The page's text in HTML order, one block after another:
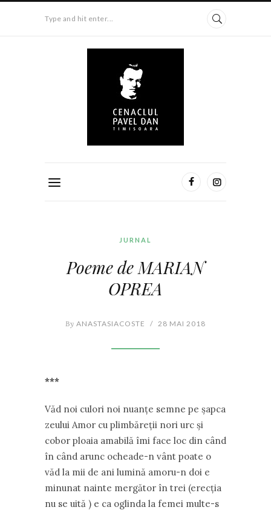
Type and hit enter...
JURNAL
Poeme de MARIAN
OPREA
By ANASTASIACOSTE / 28 MAI 2018
***
Văd noi culori noi nuanțe semne pe șapca
zeului Amor cu plimbăreții nori urc și
cobor ploaia amabilă îmi face loc din când
în când arunc ocheade-n vânt poate o
văd la mii de ani lumină amoru-n doi e
minunat nainte mergător în trei (erecția
nu se uită ) e ca oglinda la femei multe-s